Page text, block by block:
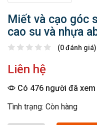
Miết và cạo góc
cao su và nhựa
(0 đánh giá)
Liên hệ
Có 476 người đã
Tình trạng: Còn hàng